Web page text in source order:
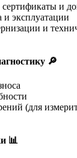
сертификаты и
эксплуатации
и
🔎
(для
📊